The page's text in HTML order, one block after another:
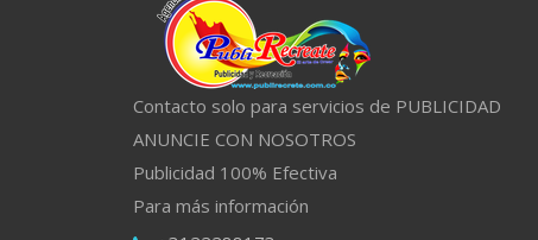
Contacto solo para servicios de PUBLICIDAD
ANUNCIE CON NOSOTROS
Publicidad 100% Efectiva
Para más información